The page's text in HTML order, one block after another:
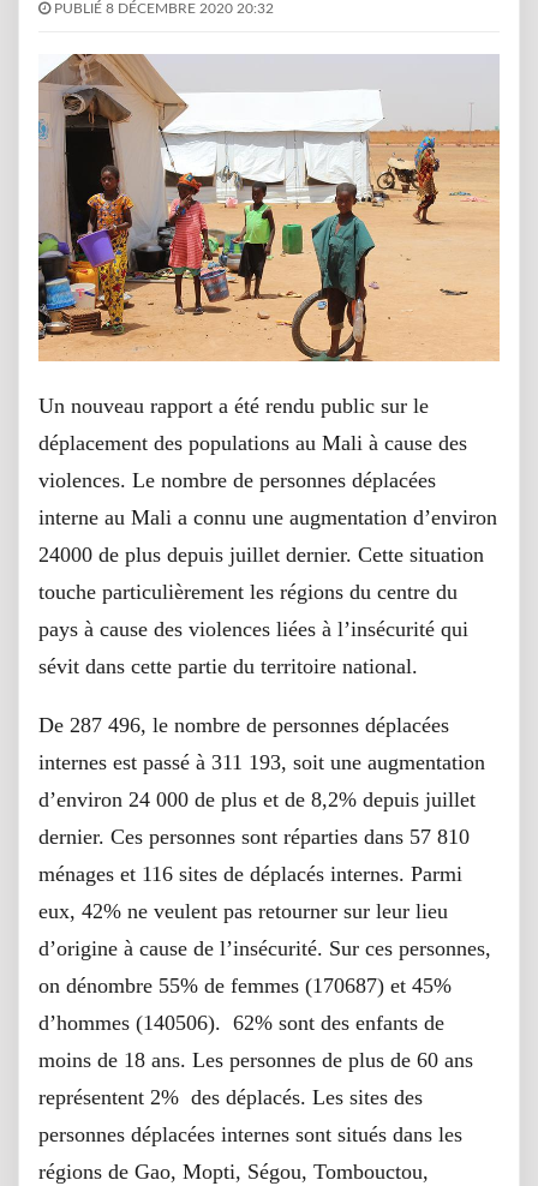
PUBLIÉ 8 DÉCEMBRE 2020 20:32
Un nouveau rapport a été rendu public sur le
déplacement des populations au Mali à cause des
violences. Le nombre de personnes déplacées
interne au Mali a connu une augmentation d’environ
24000 de plus depuis juillet dernier. Cette situation
touche particulièrement les régions du centre du
pays à cause des violences liées à l’insécurité qui
sévit dans cette partie du territoire national.
De 287 496, le nombre de personnes déplacées
internes est passé à 311 193, soit une augmentation
d’environ 24 000 de plus et de 8,2% depuis juillet
dernier. Ces personnes sont réparties dans 57 810
ménages et 116 sites de déplacés internes. Parmi
eux, 42% ne veulent pas retourner sur leur lieu
d’origine à cause de l’insécurité. Sur ces personnes,
on dénombre 55% de femmes (170687) et 45%
d’hommes (140506). 62% sont des enfants de
moins de 18 ans. Les personnes de plus de 60 ans
représentent 2% des déplacés. Les sites des
personnes déplacées internes sont situés dans les
régions de Gao, Mopti, Ségou, Tombouctou,